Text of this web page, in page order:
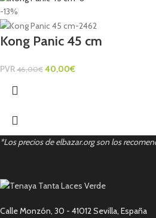
-13%
Kong Panic 45 cm
PVR 46,00€ 40,00€
*Los precios de elbazar.org son los
Calle Monzón, 30 - 41012 Sevilla, España